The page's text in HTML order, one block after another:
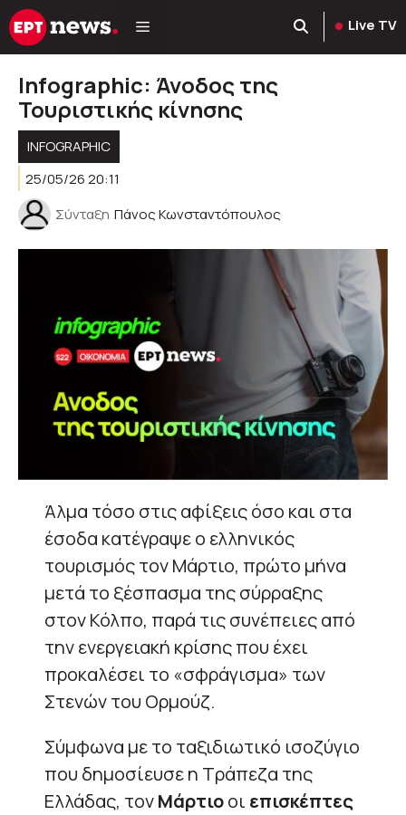
Μετάβαση
σε
Live TV
Infographic: Άνοδος της
Τουριστικής κίνησης
INFOGRAPHIC
25/05/26 20:11
Σύνταξη Πάνος Κωνσταντόπουλος
Άλμα τόσο στις αφίξεις όσο και στα
έσοδα κατέγραψε ο ελληνικός
τουρισμός τον Μάρτιο, πρώτο μήνα
μετά το ξέσπασμα της σύρραξης
στον Κόλπο, παρά τις συνέπειες από
την ενεργειακή κρίσης που έχει
προκαλέσει το «σφράγισμα» των
Στενών του Ορμούζ.
Σύμφωνα με το ταξιδιωτικό ισοζύγιο
που δημοσίευσε η Τράπεζα της
Ελλάδας, τονΜάρτιοοι επισκέπτες